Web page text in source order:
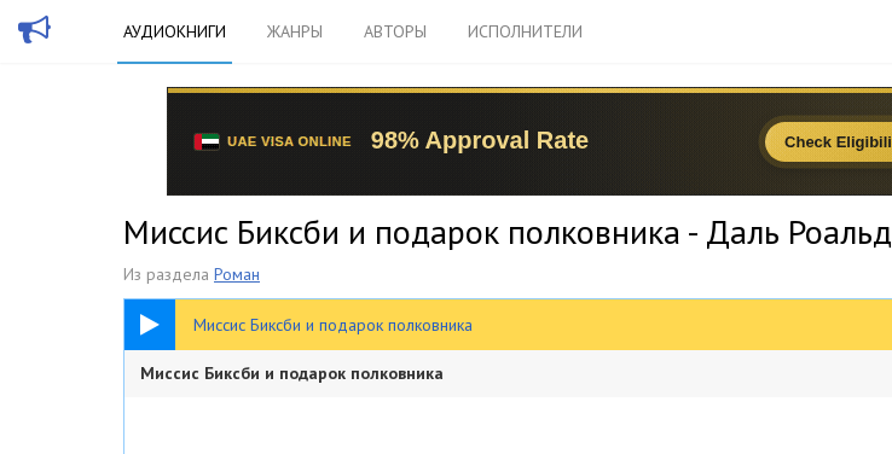
АУДИОКНИГИ ЖАНРЫ АВТОРЫ ИСПОЛНИТЕЛИ
Миссис Биксби и подарок полковника - Даль Роальд
Из раздела Роман
Миссис Биксби и подарок полковника
40:43
Миссис Биксби и подарок полковника